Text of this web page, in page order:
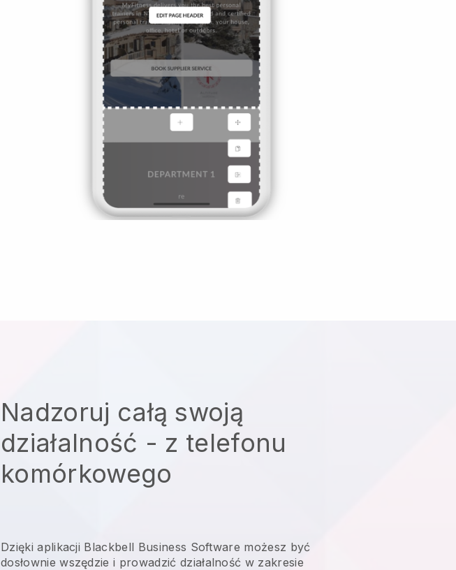
Nadzoruj całą swoją
działalność - z telefonu
komórkowego
Dzięki aplikacji Blackbell Business Software możesz być
dosłownie wszędzie i prowadzić działalność w zakresie